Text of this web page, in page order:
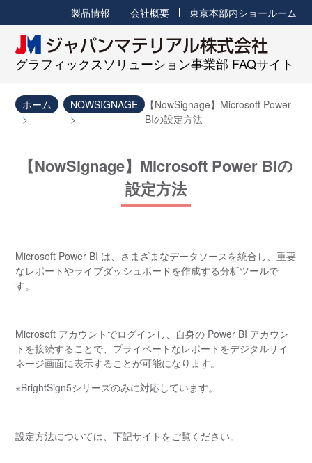
グラフィックスソリューション事業部 FAQサイト
製品情報 会社概要 東京本部内ショールーム
ホーム NOWSIGNAGE
【NowSignage】Microsoft Power
BIの設定方法
【NowSignage】Microsoft Power BIの
設定方法
Microsoft Power BI は、さまざまなデータソースを統合し、重要
なレポートやライブダッシュボードを作成する分析ツールで
す。
Microsoft アカウントでログインし、自身の Power BI アカウン
トを接続することで、プライベートなレポートをデジタルサイ
ネージ画面に表示することが可能になります。
※BrightSign5シリーズのみに対応しています。
設定方法については、下記サイトをご覧ください。